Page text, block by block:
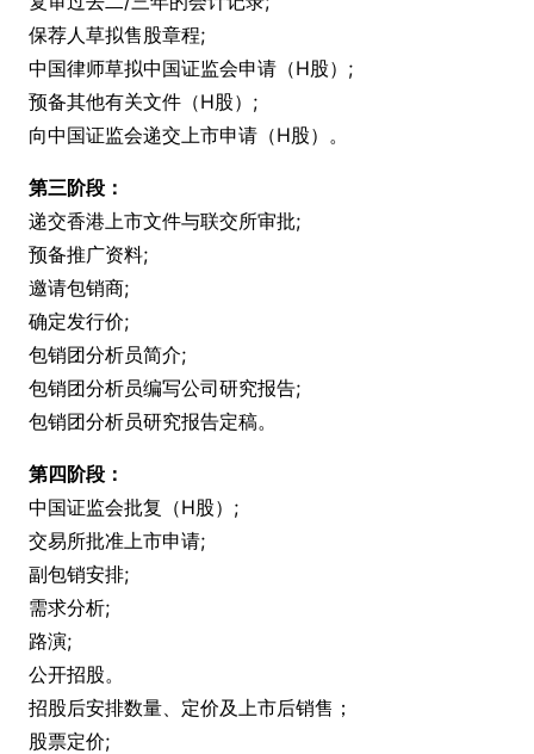
保荐人草拟售股章程;
中国律师草拟中国证监会申请（H股）;
预备其他有关文件（H股）;
向中国证监会递交上市申请（H股）。
第三阶段：
递交香港上市文件与联交所审批;
预备推广资料;
邀请包销商;
确定发行价;
包销团分析员简介;
包销团分析员编写公司研究报告;
包销团分析员研究报告定稿。
第四阶段：
中国证监会批复（H股）;
交易所批准上市申请;
副包销安排;
需求分析;
路演;
公开招股。
招股后安排数量、定价及上市后销售；
股票定价;